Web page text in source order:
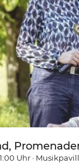
Uhr ·